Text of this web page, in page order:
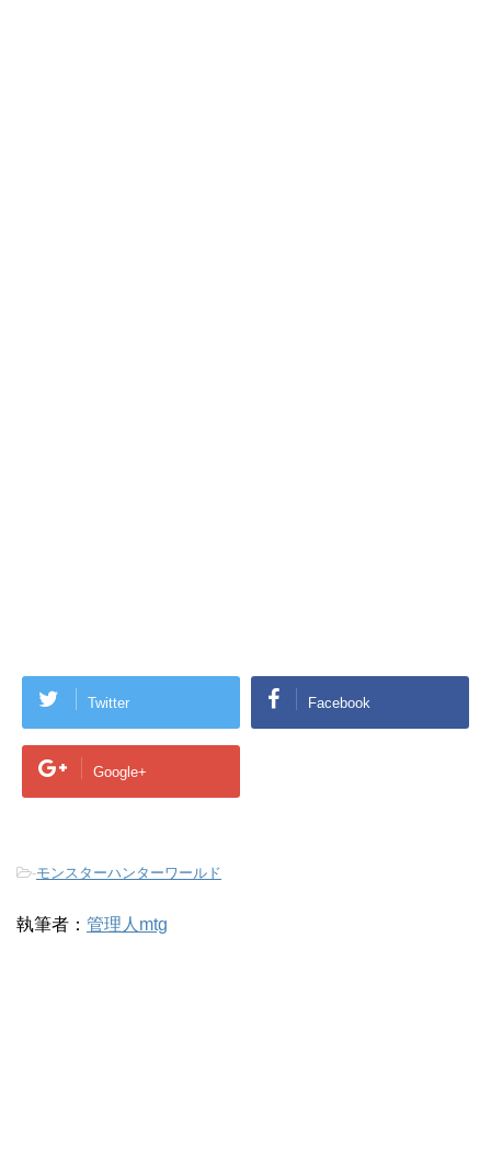
Twitter Facebook
Google+
-モンスターハンターワールド
執筆者： 管理人mtg